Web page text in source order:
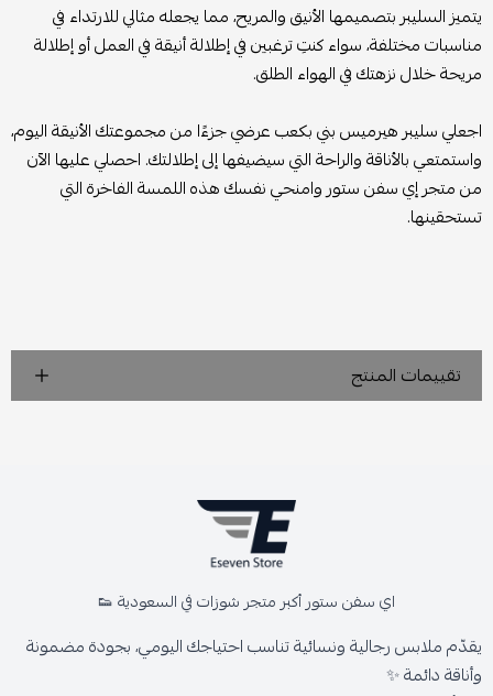
يتميز السليبر بتصميمها الأنيق والمريح، مما يجعله مثالي للارتداء في
مناسبات مختلفة، سواء كنتِ ترغبين في إطلالة أنيقة في العمل أو إطلالة
مريحة خلال نزهتك في الهواء الطلق.
اجعلي سليبر هيرميس بني بكعب عرضي جزءًا من مجموعتك الأنيقة اليوم،
واستمتعي بالأناقة والراحة التي سيضيفها إلى إطلالتك. احصلي عليها الآن
من متجر إي سفن ستور وامنحي نفسك هذه اللمسة الفاخرة التي
تستحقينها.
تقييمات المنتج
اي سفن ستور أكبر متجر شوزات في السعودية 👟
يقدّم ملابس رجالية ونسائية تناسب احتياجك اليومي، بجودة مضمونة
وأناقة دائمة ✨